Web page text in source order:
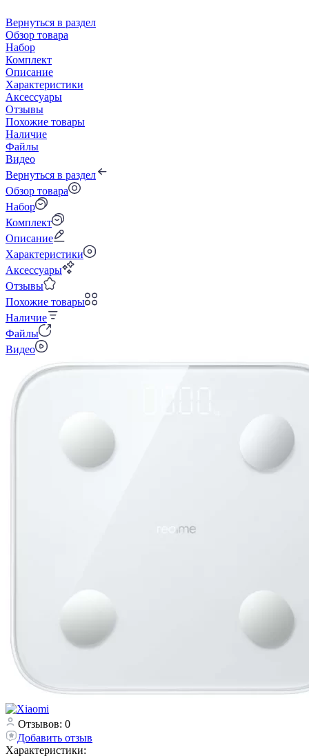
Вернуться в раздел
Обзор товара
Набор
Комплект
Описание
Характеристики
Аксессуары
Отзывы
Похожие товары
Наличие
Файлы
Видео
Вернуться в раздел
Обзор товара
Набор
Комплект
Описание
Характеристики
Аксессуары
Отзывы
Похожие товары
Наличие
Файлы
Видео
Отзывов: 0
Добавить отзыв
Характеристики: